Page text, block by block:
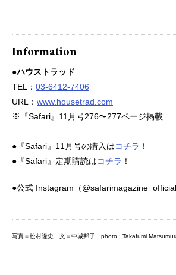
Information
●ハウストラッド
TEL： 03-6412-7406
URL： www.housetrad.com
※『Safari』11月号276〜277ページ掲載
●『Safari』11月号の購入はコチラ ！
●『Safari』定期購読はコチラ ！
●公式 Instagram（
写真＝松村隆史 文＝中城邦子 photo : Takafumi